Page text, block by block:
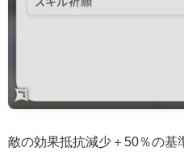
敵の効果抵抗減少＋50％の基